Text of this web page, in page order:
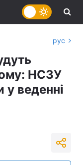
рус
НСЗУ
у веденні